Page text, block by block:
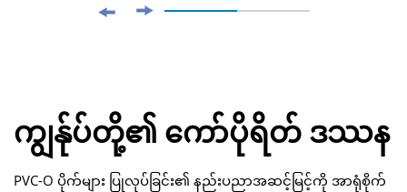
ကျွန်ုပ်တို့၏ ကော်ပိုရိတ် ဒဿန
PVC-O ပိုက်များ ပြုလုပ်ခြင်း၏ နည်းပညာအဆင့်မြင့်ကို အာရုံစိုက်